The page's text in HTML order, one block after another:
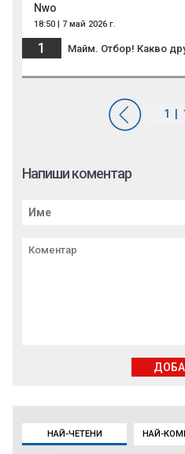
НАЙ-ЧЕТЕНИ НАЙ-
Nwo
18:50 | 7 май 2026 г.
1 Майм. Отбор! Какво
Напиши коментар